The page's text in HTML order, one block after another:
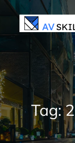
Zum
Inhalt
springen
Tag: